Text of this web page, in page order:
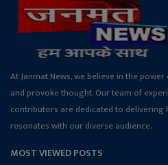
At Janmat News, we believe in the
and provoke thought. Our team of
contributors are dedicated to
resonates with our diverse audience.
MOST VIEWED POSTS